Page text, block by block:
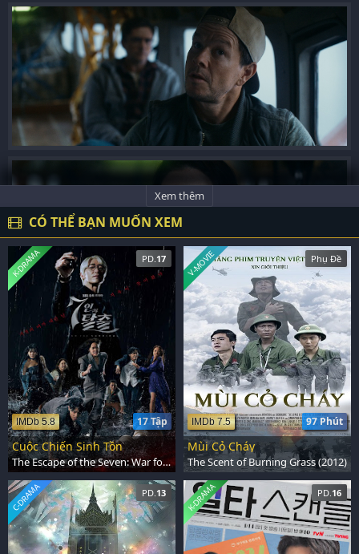
Xem thêm
CÓ THỂ BẠN MUỐN XEM
PD. 17
17 Tập
IMDb 5.8
K-DRAMA
Cuộc Chiến Sinh Tồn
The Escape of the Seven: War for Survival (2023)
Phụ Đề
97 Phút
IMDb 7.5
V-MOVIE
Mùi Cỏ Cháy
The Scent of Burning Grass (2012)
PD. 13
C-DRAMA PD. 16
K-DRAMA